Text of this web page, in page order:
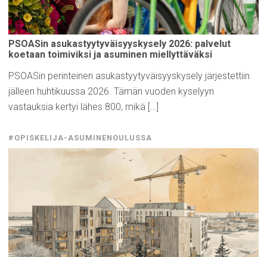
PSOASin asukastyytyväisyyskysely 2026: palvelut
koetaan toimiviksi ja asuminen miellyttäväksi
PSOASin perinteinen asukastyytyväisyyskysely järjestettiin
jälleen huhtikuussa 2026. Tämän vuoden kyselyyn
vastauksia kertyi lähes 800, mikä […]
#OPISKELIJA-ASUMINENOULUSSA